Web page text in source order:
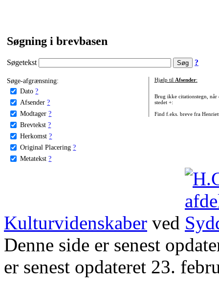
Søgning i brevbasen
Søgetekst ?
Søge-afgrænsning:
Dato ?
Afsender ?
Modtager ?
Brevtekst ?
Herkomst ?
Original Placering ?
Metatekst ?
Hjælp til Afsender:
Brug ikke citationstegn, når
stedet +:
Find f.eks. breve fra
Kulturvidenskaber ved
Denne side er senest
er senest opdateret 23.